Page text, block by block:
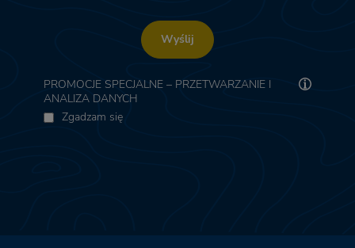
Wyślij
PROMOCJE SPECJALNE – PRZETWARZANIE I
ANALIZA DANYCH
Zgadzam się